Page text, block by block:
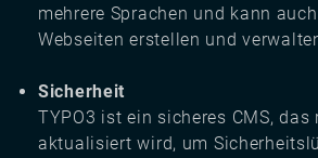
mehrere Sprachen und kann
Webseiten erstellen und
Sicherheit
TYPO3 ist ein sicheres CMS, das
aktualisiert wird, um